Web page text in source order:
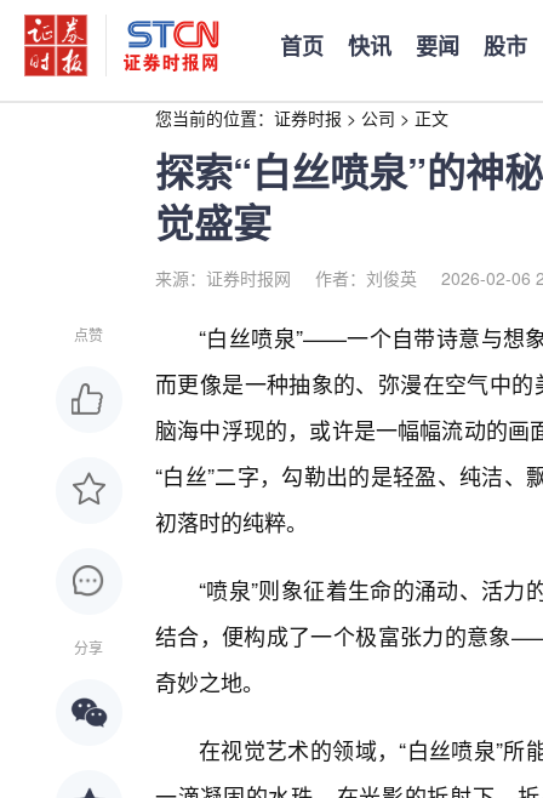
首页 快讯 要闻 股市
您当前的位置： 证券时报 > 公司 > 正文
探索“白丝喷泉”的神
觉盛宴
来源：证券时报网 作者：刘俊英 2026-02-06
点赞
分享
“白丝喷泉”——一个自带诗意与想
而更像是一种抽象的、弥漫在空气中
脑海中浮现的，或许是一幅幅流动的
“白丝”二字，勾勒出的是轻盈、纯洁
初落时的纯粹。
“喷泉”则象征着生命的涌动、活
结合，便构成了一个极富张力的意象
奇妙之地。
在视觉艺术的领域，“白丝喷泉”